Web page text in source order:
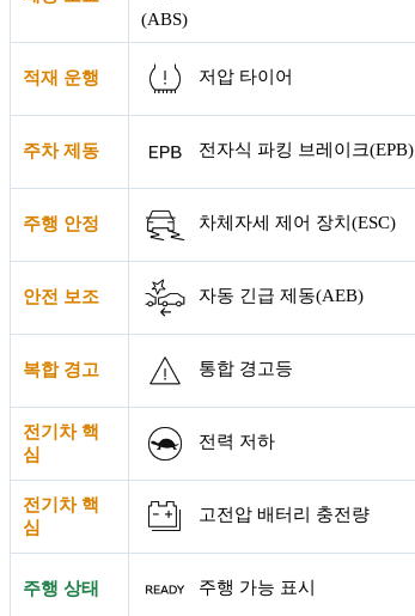
(ABS)
적재 운행 저압 타이어
주차 제동 전자식 파킹 브레이크(EPB)
주행 안정 차체자세 제어 장치(ESC)
안전 보조 자동 긴급 제동(AEB)
복합 경고 통합 경고등
전기차 핵
심
전력 저하
전기차 핵
심
고전압 배터리 충전량
주행 상태 주행 가능 표시